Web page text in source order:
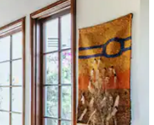
結果を確認することができます。